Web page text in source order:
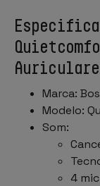
Marca:
Modelo:
Som:
4